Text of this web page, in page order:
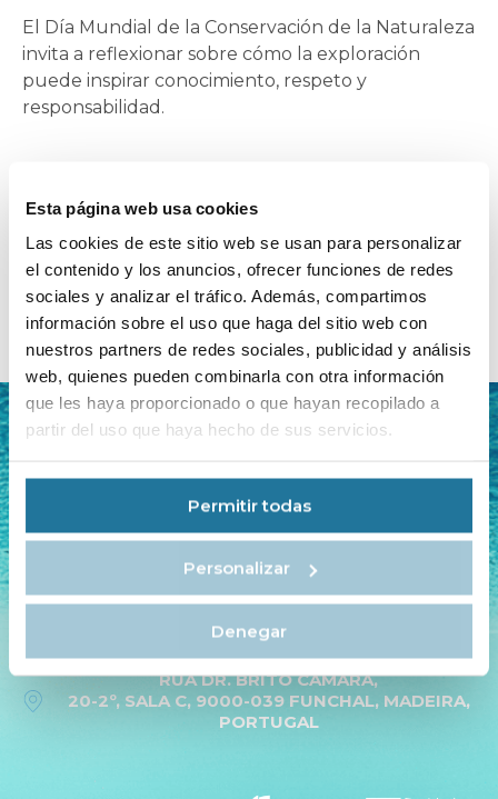
Esta página web usa cookies
Las cookies de este sitio web se usan para personalizar
el contenido y los anuncios, ofrecer funciones de redes
sociales y analizar el tráfico. Además, compartimos
información sobre el uso que haga del sitio web con
nuestros partners de redes sociales, publicidad y análisis
web, quienes pueden combinarla con otra información
que les haya proporcionado o que hayan recopilado a
partir del uso que haya hecho de sus servicios.
Permitir todas
Personalizar
Denegar
El Día Mundial de la Conservación de la Naturaleza
invita a reflexionar sobre cómo la exploración
puede inspirar conocimiento, respeto y
responsabilidad.
VOLVER A TODOS LOS ARTÍCULOS
+351 223 402 500
INFO@MYSTICCRUISES.COM
RUA DE MIRAGAIA 103
4050-387 PORTO, PORTUGAL
RUA DR. BRITO CÂMARA,
20-2º, SALA C, 9000-039 FUNCHAL, MADEIRA,
PORTUGAL